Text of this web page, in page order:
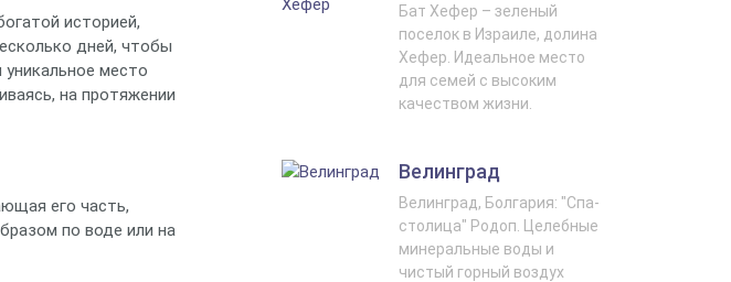
историей,
дней, чтобы
место
на протяжении
его часть,
по воде или на
Бат Хефер – зеленый
поселок в Израиле, долина
Хефер. Идеальное место
для семей с высоким
качеством жизни.
Велинград
Велинград, Болгария: "Спа-
столица" Родоп. Целебные
минеральные воды и
чистый горный воздух